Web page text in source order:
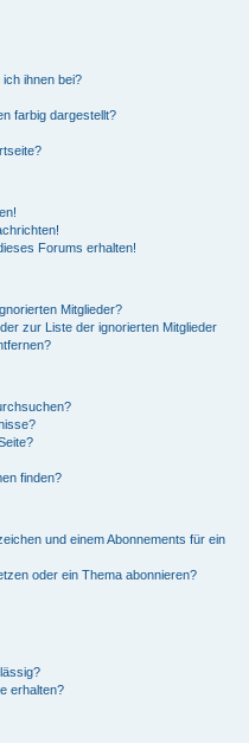
ihnen bei?
farbig dargestellt?
Forums erhalten!
Mitglieder?
zur Liste der ignorierten Mitglieder
finden?
und einem Abonnements für ein
oder ein Thema abonnieren?
erhalten?